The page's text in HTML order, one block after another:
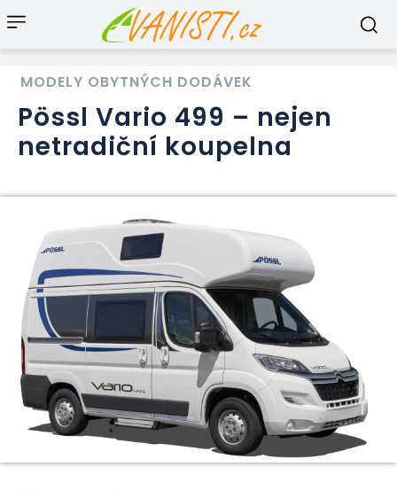
MODELY OBYTNÝCH DODÁVEK
Pössl Vario 499 – nejen
netradiční koupelna